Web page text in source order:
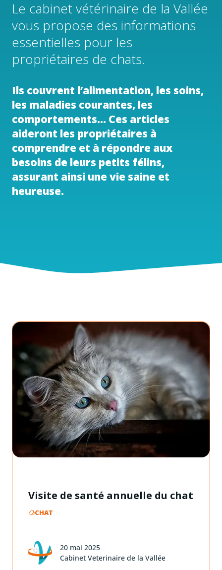
Le cabinet vétérinaire de la Vallée
vous propose des informations
essentielles pour les
propriétaires de chats.
Ils couvrent l’alimentation, les soins,
les maladies courantes, les
comportements… Ces articles
aideront les propriétaires à
comprendre et à répondre aux
besoins de leurs petits félins,
assurant ainsi une vie saine et
heureuse.
Visite de santé annuelle du chat
CHAT
20 mai 2025
Cabinet Veterinaire de la Vallée